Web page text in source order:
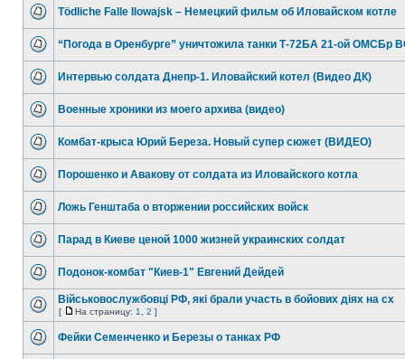
Tödliche Falle Ilowajsk – Немецкий фильм об Иловайском котле
“Погода в Оренбурге” уничтожила танки Т-72БА 21-ой ОМСБр
Интервью солдата Днепр-1. Иловайский котел (Видео ДК)
Военные хроники из моего архива (видео)
Комбат-крыса Юрий Береза. Новый супер сюжет (ВИДЕО)
Порошенко и Авакову от солдата из Иловайского котла
Ложь Генштаба о вторжении российских войск
Парад в Киеве ценой 1000 жизней украинских солдат
Подонок-комбат "Киев-1" Евгений Дейдей
Військовослужбовці РФ, які брали участь в бойових діях на сх
[ На страницу: 1 2 ]
Фейки Семенченко и Березы о танках РФ